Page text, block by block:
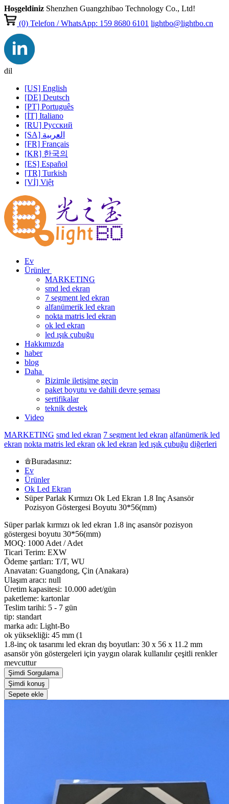
Hoşgeldiniz Shenzhen Guangzhibao Technology Co., Ltd!
(0)Telefon / WhatsApp: 159 8680 6101 lightbo@lightbo.cn
dil
[US] English
[DE] Deutsch
[PT] Português
[İT] Italiano
[RU] Pусский
[SA] العربية
[FR] Français
[KR] 한국의
[ES] Español
[TR] Turkish
[Vİ] Việt
Ev
Ürünler
MARKETING
smd led ekran
7 segment led ekran
alfanümerik led ekran
nokta matris led ekran
ok led ekran
led ışık çubuğu
Hakkımızda
haber
blog
Daha
Bizimle iletişime geçin
paket boyutu ve dahili devre şeması
sertifikalar
teknik destek
Video
MARKETING smd led ekran 7 segment led ekran alfanümerik led
ekran nokta matris led ekran ok led ekran led ışık çubuğu diğerleri
Buradasınız:
Ev
Ürünler
Ok Led Ekran
Süper Parlak Kırmızı Ok Led Ekran 1.8 Inç Asansör
Pozisyon Göstergesi Boyutu 30*56(mm)
Süper parlak kırmızı ok led ekran 1.8 inç asansör pozisyon
göstergesi boyutu 30*56(mm)
MOQ: 1000 Adet / Adet
Ticari Terim: EXW
Ödeme şartları: T/T, WU
Anavatan: Guangdong, Çin (Anakara)
Ulaşım aracı: null
Üretim kapasitesi: 10.000 adet/gün
paketleme: kartonlar
Teslim tarihi: 5 - 7 gün
tip: standart
marka adı: Light-Bo
ok yüksekliği: 45 mm (1
1.8-inç ok tasarımı led ekran dış boyutları: 30 x 56 x 11.2 mm
asansör yön göstergeleri için yaygın olarak kullanılır çeşitli renkler
mevcuttur
Şimdi Sorgulama
Şimdi konuş
Sepete ekle